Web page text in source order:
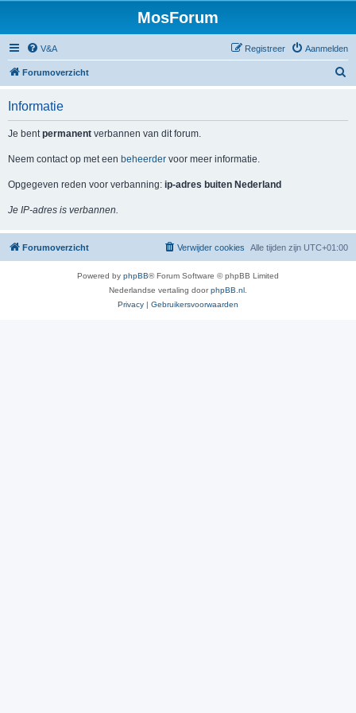
MosForum
V&A Aanmelden
Registreer
Forumoverzicht
Informatie
Je bentpermanent verbannen van dit forum.
Neem contact op met een beheerder voor meer informatie.
Opgegeven reden voor verbanning: ip-adres buiten Nederland
Je IP-adres is verbannen.
Forumoverzicht Alle tijden zijn UTC+01:00
Verwijder cookies
Powered by phpBB® Forum Software © phpBB Limited
Nederlandse vertaling doorphpBB.nl
Privacy | Gebruikersvoorwaarden